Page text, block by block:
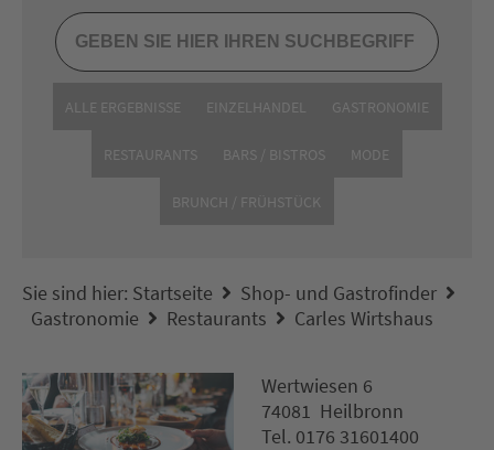
ALLE ERGEBNISSE EINZELHANDEL GASTRONOMIE
RESTAURANTS BARS / BISTROS MODE
BRUNCH / FRÜHSTÜCK
Sie sind hier: Startseite
Shop- und Gastrofinder
Gastronomie
Restaurants Carles Wirtshaus
Wertwiesen 6
74081 Heilbronn
Tel. 0176 31601400